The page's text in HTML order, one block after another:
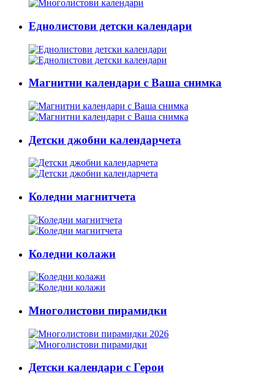
Еднолистови детски календари
Магнитни календари с Ваша снимка
Детски джобни календарчета
Коледни магнитчета
Коледни колажи
Многолистови пирамидки
Детски календари с Герои